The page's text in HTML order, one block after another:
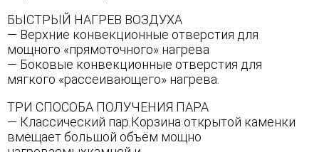
БЫСТРЫЙ НАГРЕВ ВОЗДУХА
— Верхние конвекционные отверстия для
мощного «прямоточного» нагрева
— Боковые конвекционные отверстия для
мягкого «рассеивающего» нагрева.
ТРИ СПОСОБА ПОЛУЧЕНИЯ ПАРА
— Классический пар.Корзина открытой каменки
вмещает большой объём мощно